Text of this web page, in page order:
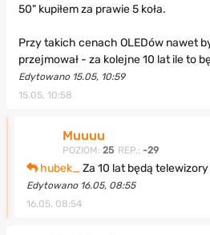
50" kupiłem za prawie 5 koła.
Przy takich cenach OLEDów nawet
przejmował - za kolejne 10 lat ile to
Edytowano 15.05, 10:59
15.05, 10:58
Muuuu
POZIOM: 25 REP.: -29
hubek_Za 10 lat będą
Edytowano 16.05, 08:55
16.05, 08:54